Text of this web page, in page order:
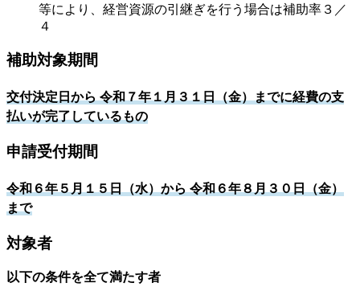
等により、経営資源の引継ぎを行う場合は補助率３／
４
補助対象期間
交付決定日から 令和７年１月３１日（金）までに経費の支
払いが完了しているもの
申請受付期間
令和６年５月１５日（水）から 令和６年８月３０日（金）
まで
対象者
以下の条件を全て満たす者